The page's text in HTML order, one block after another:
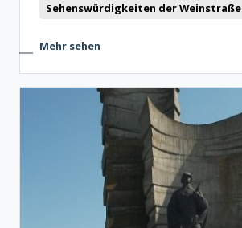
Sehenswürdigkeiten der Weinstraße
Mehr sehen